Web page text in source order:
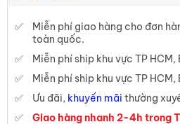
Miễn phí giao hàng cho đơn
toàn quốc.
Miễn phí ship khu vực TP
Miễn phí ship khu vực TP
Ưu đãi, khuyến mãi thường
Giao hàng nhanh 2-4h trong